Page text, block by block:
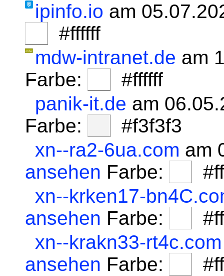
ipinfo.io am
#ffffff
mdw-intranet.de am
Farbe:
#ffffff
panik-it.de am
Farbe:
#f3f3f3
xn--ra2-6ua.com am
ansehen Farbe:
xn--krken17-
ansehen Farbe:
xn--krakn33-rt4c.com
ansehen Farbe: